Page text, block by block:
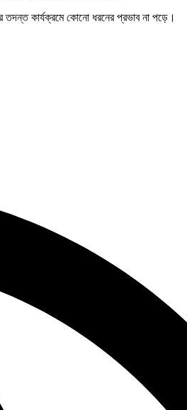
তদন্ত কার্যক্রমে কোনো ধরনের প্রভাব না পড়ে।